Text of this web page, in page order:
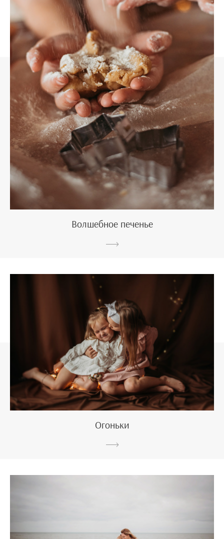
Волшебное печенье
Огоньки